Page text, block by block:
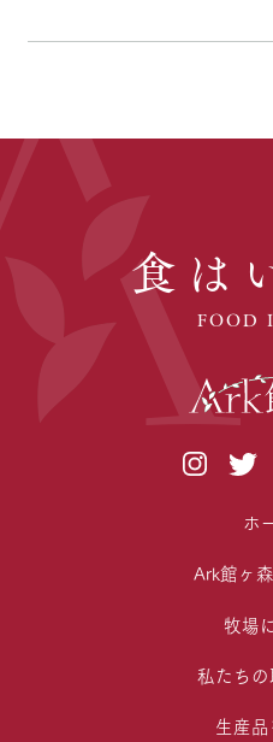
食は
FOOD
ホ
Ark館ヶ
牧場
私たち
生産